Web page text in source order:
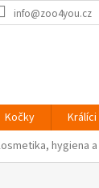
info@zoo4you.cz
Kočky
hygiena